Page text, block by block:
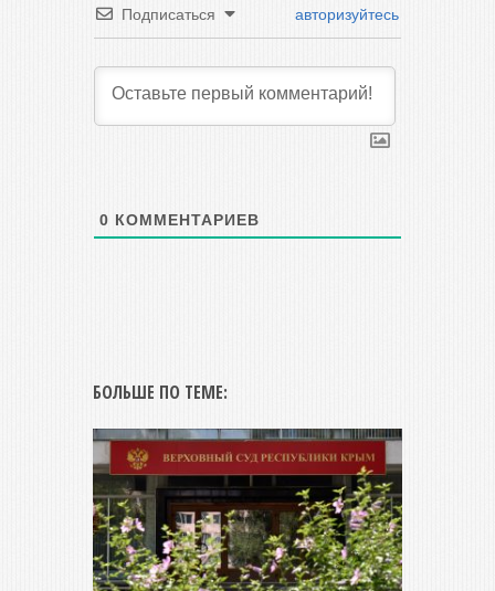
Подписаться авторизуйтесь
0 КОММЕНТАРИЕВ
БОЛЬШЕ ПО ТЕМЕ: